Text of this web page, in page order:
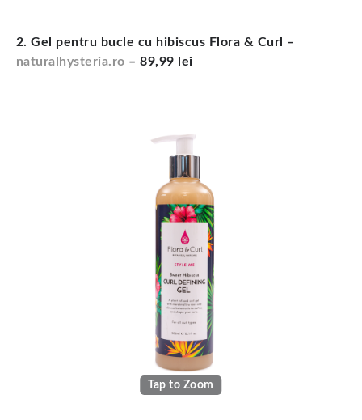
2. Gel pentru bucle cu hibiscus Flora & Curl –
naturalhysteria.ro – 89,99 lei
Tap to Zoom